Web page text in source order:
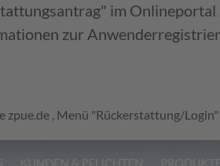
im
zur
zpue.de , Menü "Rückerstattung/